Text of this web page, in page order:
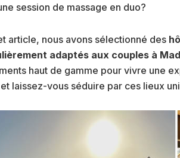
session de massage en duo?
article, nous avons sélectionné des
adaptés aux couples à
haut de gamme pour vivre une
laissez-vous séduire par ces lieux